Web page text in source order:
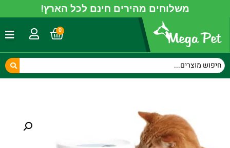
משלוחים מהירים חינם לכל הארץ!
0